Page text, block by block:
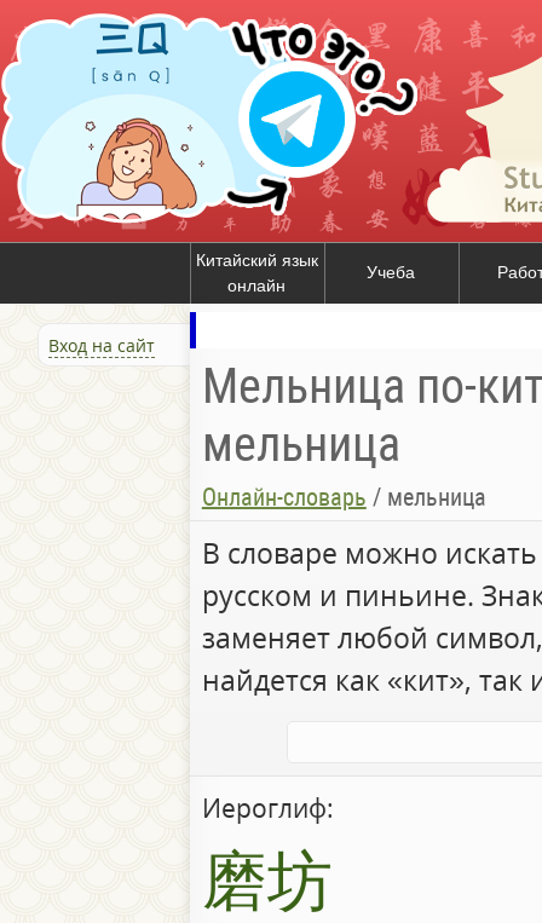
Китайский язык
онлайн
Учеба
Вход на сайт
Мельница по-
мельница
Онлайн-словарь / мельница
В словаре можно
русском и пиньине.
заменяет любой
найдется как «кит», так
Иероглиф:
磨坊